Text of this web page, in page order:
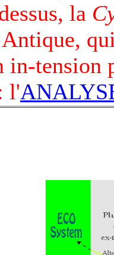
la
in-tension
l'